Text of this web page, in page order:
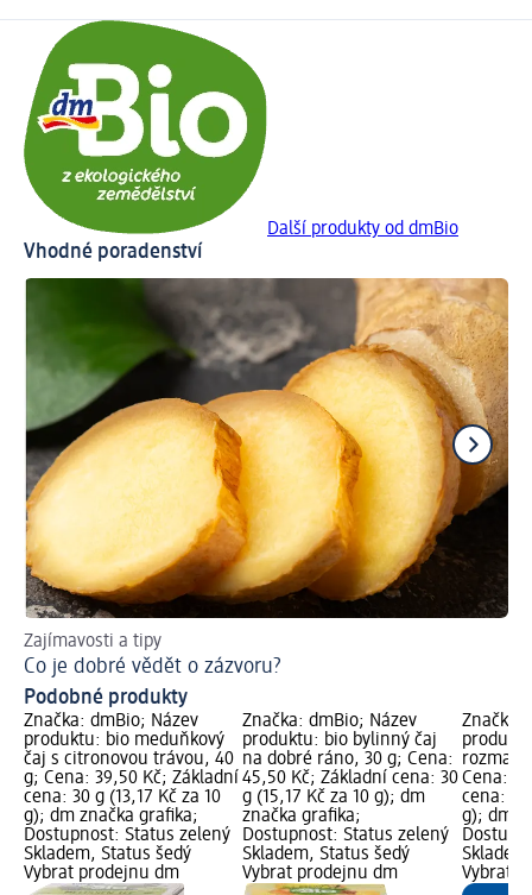
Další produkty od dmBio
Vhodné poradenství
Zajímavosti a tipy
Co je dobré vědět o zázvoru?
Podobné produkty
Značka: dmBio; Název
produktu: bio meduňkový
čaj s citronovou trávou, 40
g; Cena: 39,50 Kč; Základní
cena: 30 g (13,17 Kč za 10
g); dm značka grafika;
Dostupnost: Status zelený
Skladem, Status šedý
Vybrat prodejnu dm
Značka: dmBio; Název
produktu: bio bylinný čaj
na dobré ráno, 30 g; Cena:
45,50 Kč; Základní cena: 30
g (15,17 Kč za 10 g); dm
značka grafika;
Dostupnost: Status zelený
Skladem, Status šedý
Vybrat prodejnu dm
Značka:
Cena:
cena: 30
g); dm
Vybrat